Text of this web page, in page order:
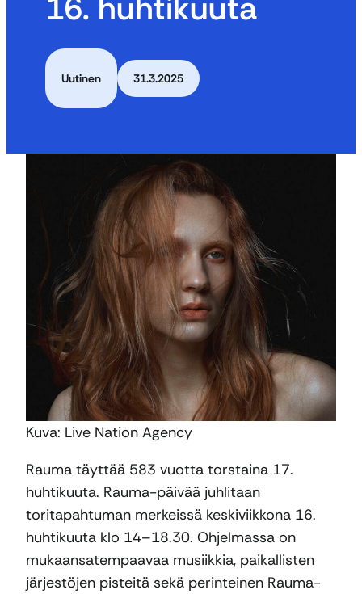
Uutinen 31.3.2025
Kuva: Live Nation Agency
Rauma täyttää 583 vuotta torstaina 17.
huhtikuuta. Rauma-päivää juhlitaan
toritapahtuman merkeissä keskiviikkona 16.
huhtikuuta klo 14–18.30. Ohjelmassa on
mukaansatempaavaa musiikkia, paikallisten
järjestöjen pisteitä sekä perinteinen Rauma-